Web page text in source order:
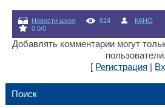
Новости школ 824
КАНО
0.0/0
Добавлять комментарии могут
пользователи.
[ Регистрация
Поиск